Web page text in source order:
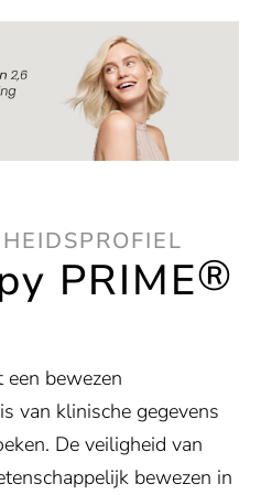
PRIME®
een bewezen
van klinische gegevens
De veiligheid van
bewezen in